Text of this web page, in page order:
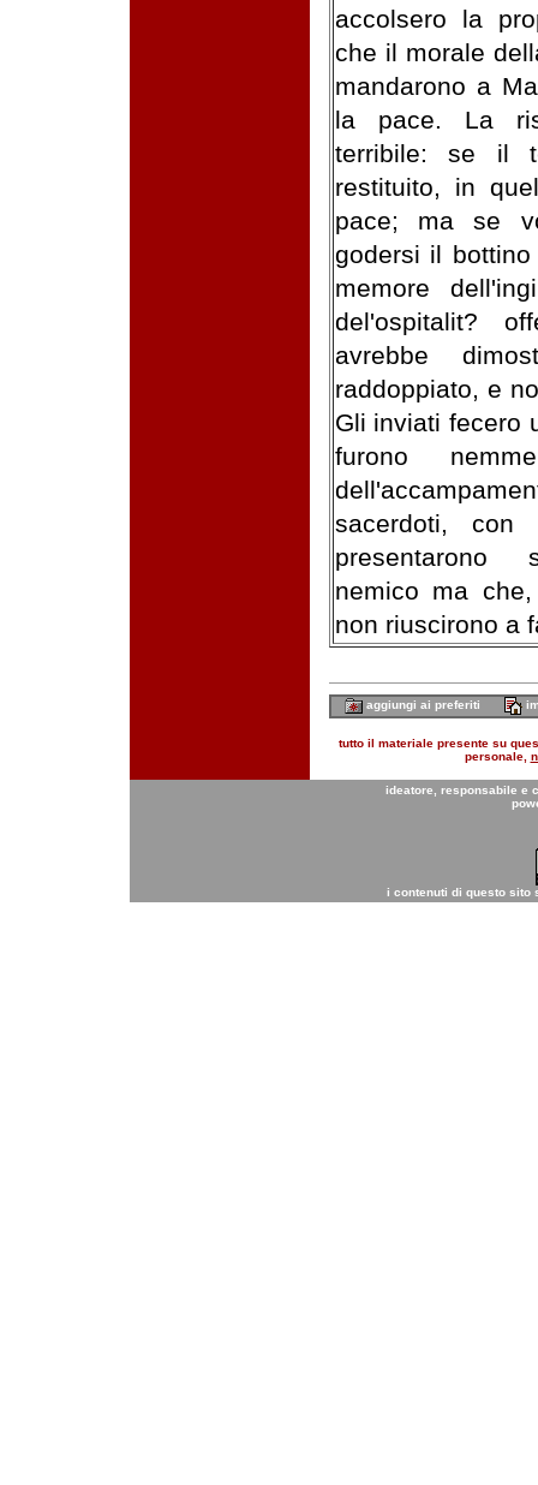
accolsero la
che il morale
mandarono a
la pace. La
terribile: se il
restituito, in
pace; ma se
godersi il
memore
del'ospitalit?
avrebbe
raddoppiato, e
Gli inviati fecero
furono
sacerdoti,
presentarono
nemico ma
non riuscirono a
aggiungi ai preferiti
tutto il materiale presente su
personale,
ideatore, responsabile e
i contenuti di questo sito